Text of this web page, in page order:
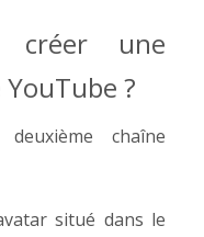
créer une
?
chaîne
situé dans le